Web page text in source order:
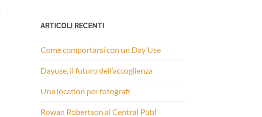
ARTICOLI RECENTI
Come comportarsi con un Day Use
Dayuse, il futuro dell’accoglienza
Una location per fotografi
Rowan Robertson al Central Pub!